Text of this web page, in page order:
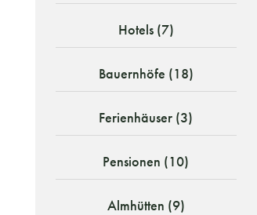
Hotels (7)
Bauernhöfe (18)
Ferienhäuser (3)
Pensionen (10)
Almhütten (9)